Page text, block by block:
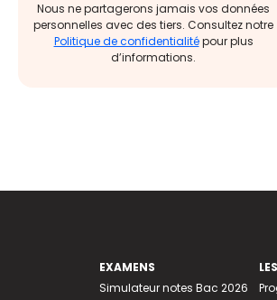
Nous ne partagerons jamais vos données
personnelles avec des tiers. Consultez notre
Politique de confidentialitépour plus
d’informations.
EXAMENS
Simulateur notes Bac 2026